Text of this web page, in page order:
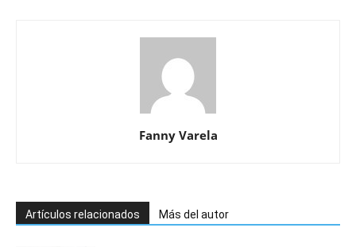
Fanny Varela
Artículos relacionados Más del autor